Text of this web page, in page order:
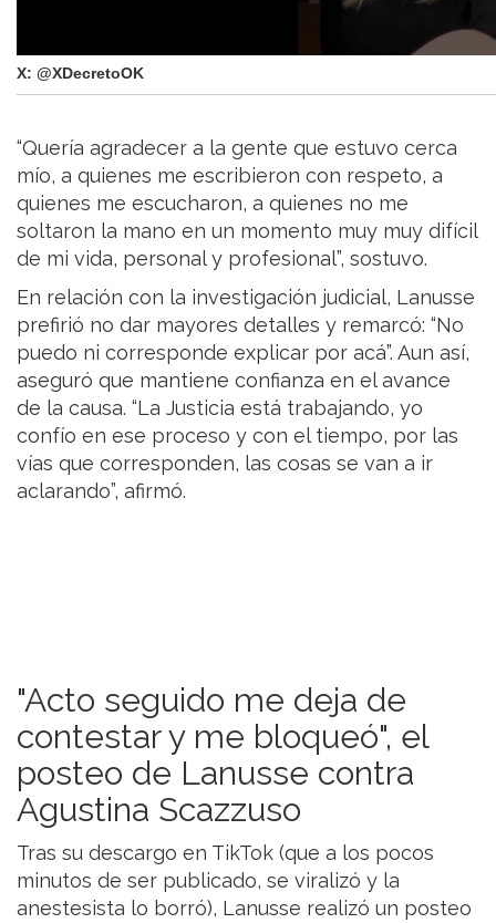
X: @XDecretoOK
“Quería agradecer a la gente que estuvo cerca
mío, a quienes me escribieron con respeto, a
quienes me escucharon, a quienes no me
soltaron la mano en un momento muy muy difícil
de mi vida, personal y profesional”, sostuvo.
En relación con la investigación judicial, Lanusse
prefirió no dar mayores detalles y remarcó: “No
puedo ni corresponde explicar por acá”. Aun así,
aseguró que mantiene confianza en el avance
de la causa. “La Justicia está trabajando, yo
confío en ese proceso y con el tiempo, por las
vías que corresponden, las cosas se van a ir
aclarando”, afirmó.
"Acto seguido me deja de
contestar y me bloqueó", el
posteo de Lanusse contra
Agustina Scazzuso
Tras su descargo en TikTok (que a los pocos
minutos de ser publicado, se viralizó y la
anestesista lo borró), Lanusse realizó un posteo